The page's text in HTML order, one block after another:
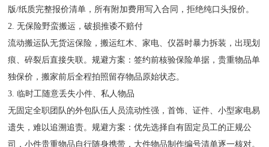
版/纸质完整报价清单，所有附加费用写入合同，拒绝纯口头报价。
2. 无保险野蛮搬运，破损推诿不赔付
流动搬运队无货运保险，搬运红木、家电、仪器时暴力拆装，出现划
痕、碎裂后直接失联。规避方案：签约前核验保险单据，贵重物品单
独保价，搬家前后全程拍照留存物品原始状态。
3. 临时工随意丢失小件、私人物品
无固定全职团队的外包队伍人员流动性强，首饰、证件、小型家电易
遗失，难以追溯追责。规避方案：优先选择自有固定员工的正规公
司，小件贵重物品自行随身携带，大件物品制作编号清单逐一核对。